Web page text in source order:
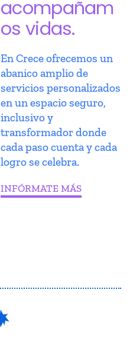
acompañam
os vidas.
En Crece ofrecemos un
abanico amplio de
servicios personalizados
en un espacio seguro,
inclusivo y
transformador donde
cada paso cuenta y cada
logro se celebra.
INFÓRMATE MÁS